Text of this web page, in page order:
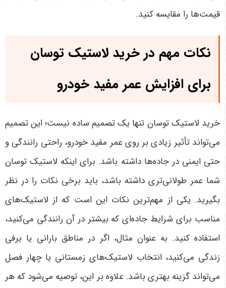
قیمت‌ها را مقایسه کنید.
نکات مهم در خرید لاستیک توسان
برای افزایش عمر مفید خودرو
خرید لاستیک توسان تنها یک تصمیم ساده نیست؛ این تصمیم
می‌تواند تأثیر زیادی بر روی عمر مفید خودرو، راحتی رانندگی و
حتی ایمنی در جاده‌ها داشته باشد. برای اینکه لاستیک توسان
شما عمر طولانی‌تری داشته باشد، باید برخی نکات را در نظر
بگیرید. یکی از مهم‌ترین نکات این است که از لاستیک‌های
مناسب برای شرایط جاده‌ای که بیشتر در آن رانندگی می‌کنید،
استفاده کنید. به عنوان مثال، اگر در مناطق بارانی یا برفی
زندگی می‌کنید، انتخاب لاستیک‌های زمستانی یا چهار فصل
می‌تواند گزینه بهتری باشد. علاوه بر این، توصیه می‌شود که هر